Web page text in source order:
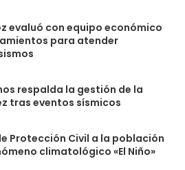
evaluó con equipo económico
para atender
respalda la gestión de la
tras eventos sísmicos
Protección Civil a la población
climatológico «El Niño»